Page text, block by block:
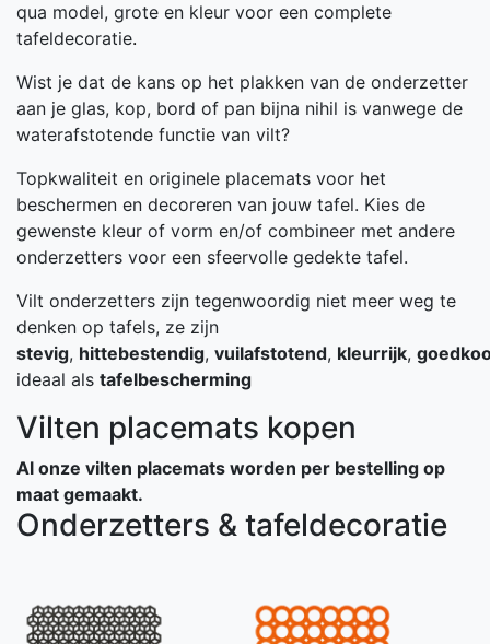
qua model, grote en kleur voor een complete
tafeldecoratie.
Wist je dat de kans op het plakken van de onderzetter
aan je glas, kop, bord of pan bijna nihil is vanwege de
waterafstotende functie van vilt?
Topkwaliteit en originele placemats voor het
beschermen en decoreren van jouw tafel. Kies de
gewenste kleur of vorm en/of combineer met andere
onderzetters voor een sfeervolle gedekte tafel.
Vilt onderzetters zijn tegenwoordig niet meer weg te
denken op tafels, ze zijn
stevig, hittebestendig, vuilafstotend, kleurrijk,
ideaal als tafelbescherming
Vilten placemats kopen
Al onze vilten placemats worden per bestelling op
maat gemaakt.
Onderzetters & tafeldecoratie